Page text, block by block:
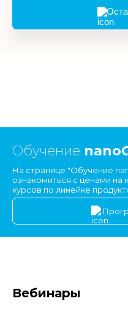
Обучение
На странице "Обучение
ознакомиться с ценами на
курсов по линейке
Вебинары